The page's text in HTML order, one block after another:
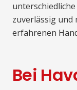
zuverlässig
erfahrenen
Bei